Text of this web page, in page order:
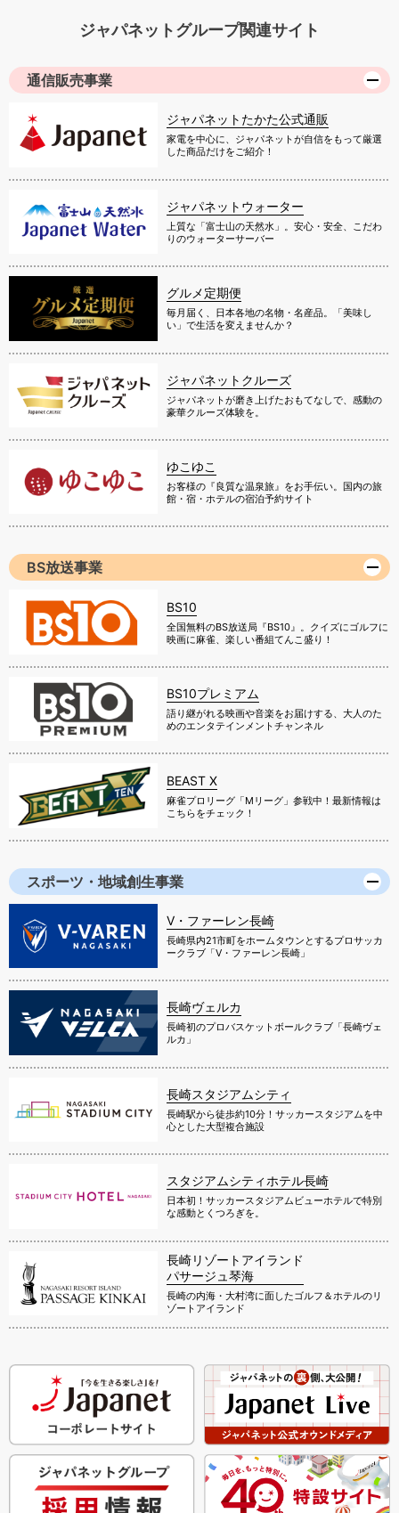
ジャパネットグループ関連サイト
通信販売事業
ジャパネットたかた公式通販
家電を中心に、ジャパネットが自信をもって厳選
した商品だけをご紹介！
ジャパネットウォーター
上質な「富士山の天然水」。安心・安全、こだわ
りのウォーターサーバー
グルメ定期便
毎月届く、日本各地の名物・名産品。「美味し
い」で生活を変えませんか？
ジャパネットクルーズ
ジャパネットが磨き上げたおもてなしで、感動の
豪華クルーズ体験を。
ゆこゆこ
お客様の『良質な温泉旅』をお手伝い。国内の旅
館・宿・ホテルの宿泊予約サイト
BS放送事業
BS10
全国無料のBS放送局『BS10』。クイズにゴルフに
映画に麻雀、楽しい番組てんこ盛り！
BS10プレミアム
語り継がれる映画や音楽をお届けする、大人のた
めのエンタテインメントチャンネル
BEAST X
麻雀プロリーグ「Mリーグ」参戦中！最新情報は
こちらをチェック！
スポーツ・地域創生事業
V・ファーレン長崎
長崎県内21市町をホームタウンとするプロサッカ
ークラブ「V・ファーレン長崎」
長崎ヴェルカ
長崎初のプロバスケットボールクラブ「長崎ヴェ
ルカ」
長崎スタジアムシティ
長崎駅から徒歩約10分！サッカースタジアムを中
心とした大型複合施設
スタジアムシティホテル長崎
日本初！サッカースタジアムビューホテルで特別
な感動とくつろぎを。
長崎リゾートアイランド
パサージュ琴海
長崎の内海・大村湾に面したゴルフ＆ホテルのリ
ゾートアイランド